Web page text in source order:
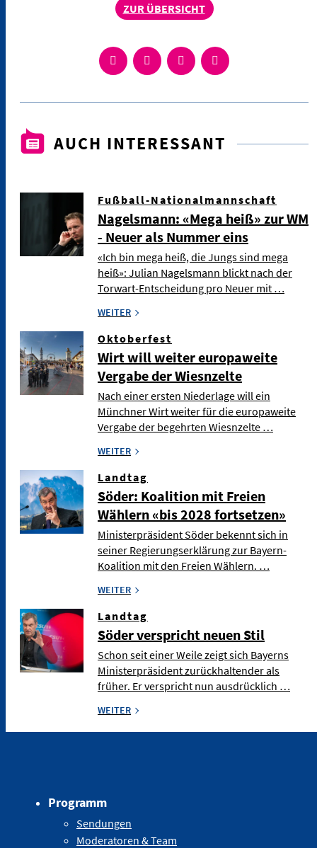
ZUR ÜBERSICHT
AUCH INTERESSANT
Fußball-Nationalmannschaft
Nagelsmann: «Mega heiß» zur WM
- Neuer als Nummer eins
«Ich bin mega heiß, die Jungs sind mega
heiß»: Julian Nagelsmann blickt nach der
Torwart-Entscheidung pro Neuer mit …
WEITER
Oktoberfest
Wirt will weiter europaweite
Vergabe der Wiesnzelte
Nach einer ersten Niederlage will ein
Münchner Wirt weiter für die europaweite
Vergabe der begehrten Wiesnzelte …
WEITER
Landtag
Söder: Koalition mit Freien
Wählern «bis 2028 fortsetzen»
Ministerpräsident Söder bekennt sich in
seiner Regierungserklärung zur Bayern-
Koalition mit den Freien Wählern. …
WEITER
Landtag
Söder verspricht neuen Stil
Schon seit einer Weile zeigt sich Bayerns
Ministerpräsident zurückhaltender als
früher. Er verspricht nun ausdrücklich …
WEITER
Programm
Sendungen
Moderatoren & Team